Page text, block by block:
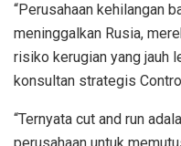
“Perusahaan kehilangan
meninggalkan Rusia,
risiko kerugian yang jauh
konsultan strategis
“Ternyata cut and run
perusahaan untuk